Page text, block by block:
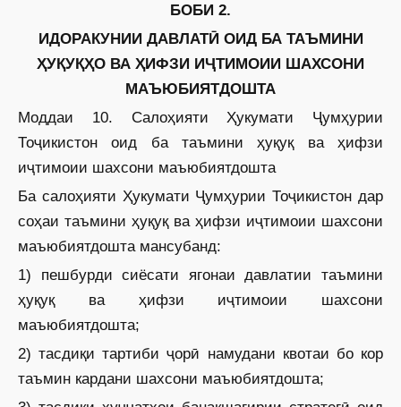
БОБИ 2.
ИДОРАКУНИИ ДАВЛАТӢ ОИД БА ТАЪМИНИ
ҲУҚУҚҲО ВА ҲИФЗИ ИҶТИМОИИ ШАХСОНИ
МАЪЮБИЯТДОШТА
Моддаи 10. Салоҳияти Ҳукумати Ҷумҳурии
Тоҷикистон оид ба таъмини ҳуқуқ ва ҳифзи
иҷтимоии шахсони маъюбиятдошта
Ба салоҳияти Ҳукумати Ҷумҳурии Тоҷикистон дар
соҳаи таъмини ҳуқуқ ва ҳифзи иҷтимоии шахсони
маъюбиятдошта мансубанд:
1) пешбурди сиёсати ягонаи давлатии таъмини
ҳуқуқ ва ҳифзи иҷтимоии шахсони
маъюбиятдошта;
2) тасдиқи тартиби ҷорӣ намудани квотаи бо кор
таъмин кардани шахсони маъюбиятдошта;